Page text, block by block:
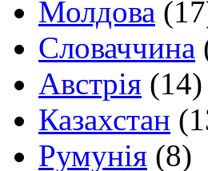
Молдова
Словаччина
Австрія (14)
Казахстан
Румунія (8)